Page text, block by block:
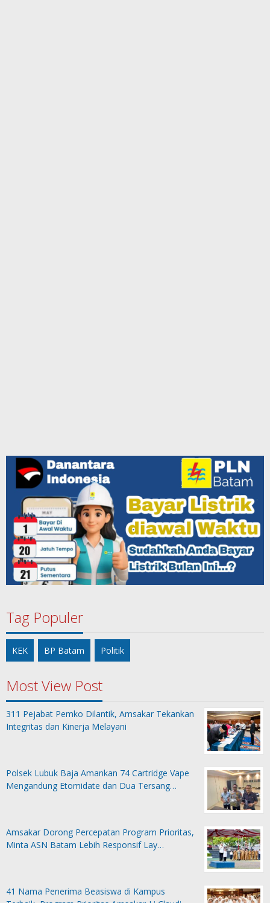
Tag Populer
KEK BP Batam Politik
Most View Post
311 Pejabat Pemko Dilantik, Amsakar Tekankan
Integritas dan Kinerja Melayani
Polsek Lubuk Baja Amankan 74 Cartridge Vape
Mengandung Etomidate dan Dua Tersang…
Amsakar Dorong Percepatan Program Prioritas,
Minta ASN Batam Lebih Responsif Lay…
41 Nama Penerima Beasiswa di Kampus